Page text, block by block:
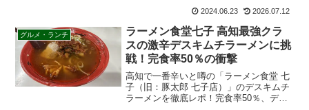
ソーセージを購入しBBQで実食した感想
をブログで紹介。アクセスやお弁当情報
も満載です。
2024.06.23 2026.07.12
グルメ・ランチ
ラーメン食堂七子 高知最強クラ
スの激辛デスキムチラーメンに挑
戦！完食率50％の衝撃
高知で一番辛いと噂の「ラーメン食堂 七
子（旧：豚太郎 七子店）」のデスキムチ
ラーメンを徹底レポ！完食率50％、デス